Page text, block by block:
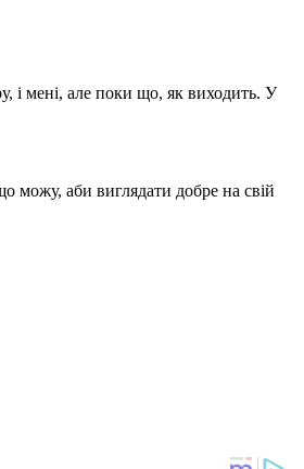
і мені, але поки що, як виходить. У
можу, аби виглядати добре на свій